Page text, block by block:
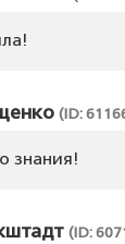
(ID:
знания!
(ID: